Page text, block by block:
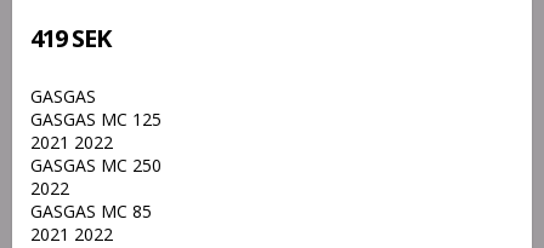
419 SEK
GASGAS
GASGAS MC 125
2021 2022
GASGAS MC 250
2022
GASGAS MC 85
2021 2022